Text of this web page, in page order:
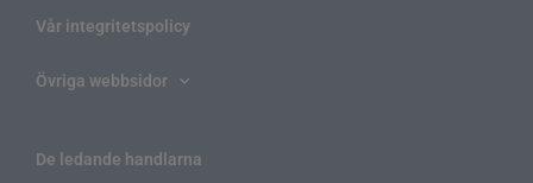
Vår integritetspolicy
Övriga webbsidor
De ledande handlarna